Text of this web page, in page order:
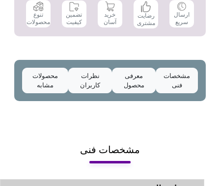
ارسال
سریع
رضایت
مشتری
خرید
آسان
تضمین
کیفیت
تنوع
محصولات
مشخصات
فنی
معرفی
محصول
نظرات
کاربران
محصولات
مشابه
مشخصات فنی